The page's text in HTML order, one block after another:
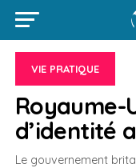
VIE PRATIQUE
Royaume-
d’identité
Le gouvernement